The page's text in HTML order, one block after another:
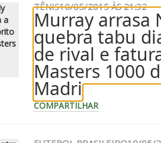
TÊNIS10/05/2015 ÀS 21:32
Murray arrasa
quebra tabu
de rival e
Masters 1000
Madri
COMPARTILHAR